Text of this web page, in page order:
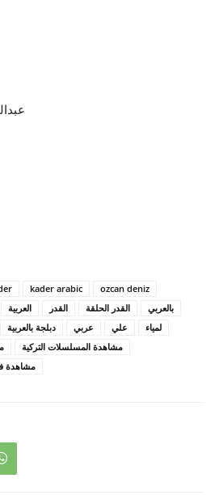
kader arabic
ozcan deniz
العربية القدر القدر الحلقة
بالعربي
دبلجة بالعربية عربي علي
لمياء
مشاهدة المسلسلات التركية
مشاهدة